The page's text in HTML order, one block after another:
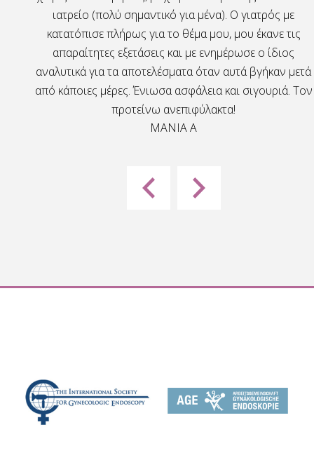
ιατρείο (πολύ σημαντικό για μένα). Ο γιατρός με
κατατόπισε πλήρως για το θέμα μου, μου έκανε τις
απαραίτητες εξετάσεις και με ενημέρωσε ο ίδιος
αναλυτικά για τα αποτελέσματα όταν αυτά βγήκαν μετά
από κάποιες μέρες. Ένιωσα ασφάλεια και σιγουριά. Τον
προτείνω ανεπιφύλακτα!
MANIA A